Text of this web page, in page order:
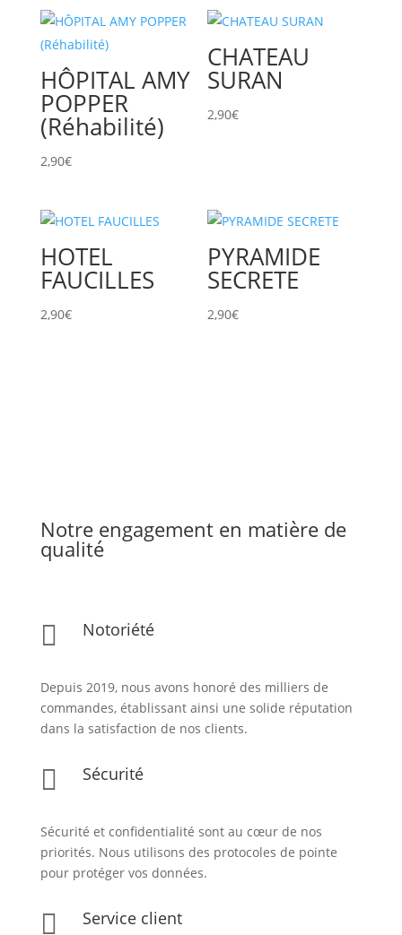
HÔPITAL AMY
POPPER
(Réhabilité)
2,90€
CHATEAU
SURAN
2,90€
HOTEL
FAUCILLES
2,90€
PYRAMIDE
SECRETE
2,90€
Notre engagement en matière de
qualité
 Notoriété
Depuis 2019, nous avons honoré des milliers de
commandes, établissant ainsi une solide réputation
dans la satisfaction de nos clients.
 Sécurité
Sécurité et confidentialité sont au cœur de nos
priorités. Nous utilisons des protocoles de pointe
pour protéger vos données.
 Service client